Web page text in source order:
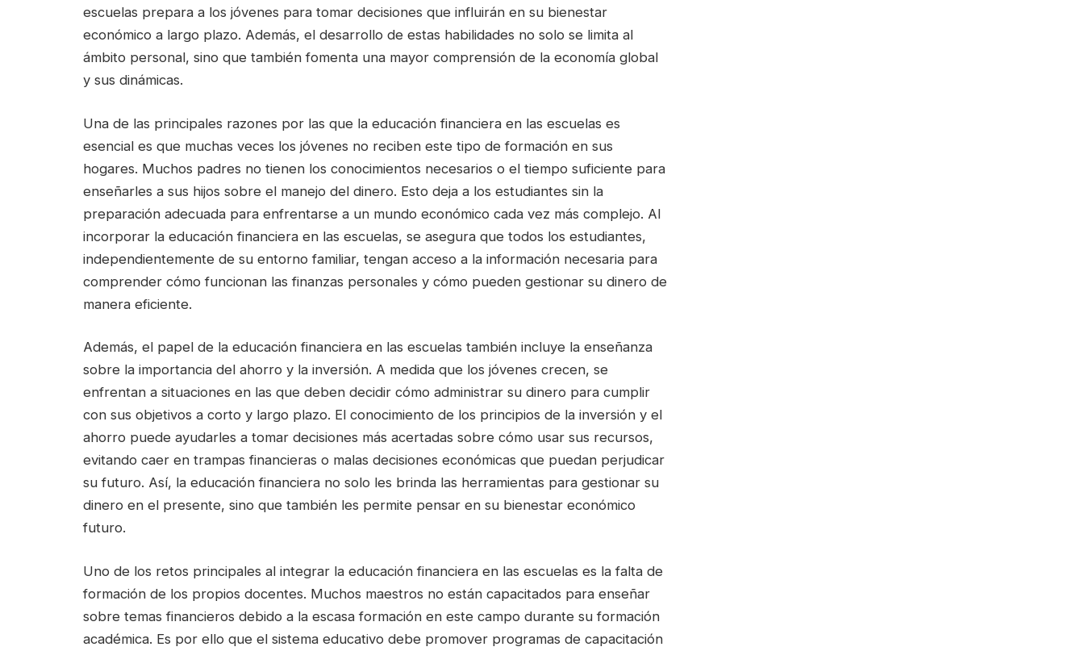
escuelas prepara a los jóvenes para tomar decisiones que influirán en su bienestar
económico a largo plazo. Además, el desarrollo de estas habilidades no solo se limita al
ámbito personal, sino que también fomenta una mayor comprensión de la economía global
y sus dinámicas.
Una de las principales razones por las que la educación financiera en las escuelas es
esencial es que muchas veces los jóvenes no reciben este tipo de formación en sus
hogares. Muchos padres no tienen los conocimientos necesarios o el tiempo suficiente para
enseñarles a sus hijos sobre el manejo del dinero. Esto deja a los estudiantes sin la
preparación adecuada para enfrentarse a un mundo económico cada vez más complejo. Al
incorporar la educación financiera en las escuelas, se asegura que todos los estudiantes,
independientemente de su entorno familiar, tengan acceso a la información necesaria para
comprender cómo funcionan las finanzas personales y cómo pueden gestionar su dinero de
manera eficiente.
Además, el papel de la educación financiera en las escuelas también incluye la enseñanza
sobre la importancia del ahorro y la inversión. A medida que los jóvenes crecen, se
enfrentan a situaciones en las que deben decidir cómo administrar su dinero para cumplir
con sus objetivos a corto y largo plazo. El conocimiento de los principios de la inversión y el
ahorro puede ayudarles a tomar decisiones más acertadas sobre cómo usar sus recursos,
evitando caer en trampas financieras o malas decisiones económicas que puedan perjudicar
su futuro. Así, la educación financiera no solo les brinda las herramientas para gestionar su
dinero en el presente, sino que también les permite pensar en su bienestar económico
futuro.
Uno de los retos principales al integrar la educación financiera en las escuelas es la falta de
formación de los propios docentes. Muchos maestros no están capacitados para enseñar
sobre temas financieros debido a la escasa formación en este campo durante su formación
académica. Es por ello que el sistema educativo debe promover programas de capacitación